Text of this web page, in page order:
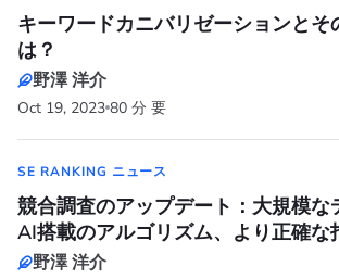
キーワードカニバリゼーションとそ
は？
野澤 洋介
Oct 19, 2023 80 分 要
SE RANKING ニュース
競合調査のアップデート：大規模な
AI搭載のアルゴリズム、より正確な
野澤 洋介